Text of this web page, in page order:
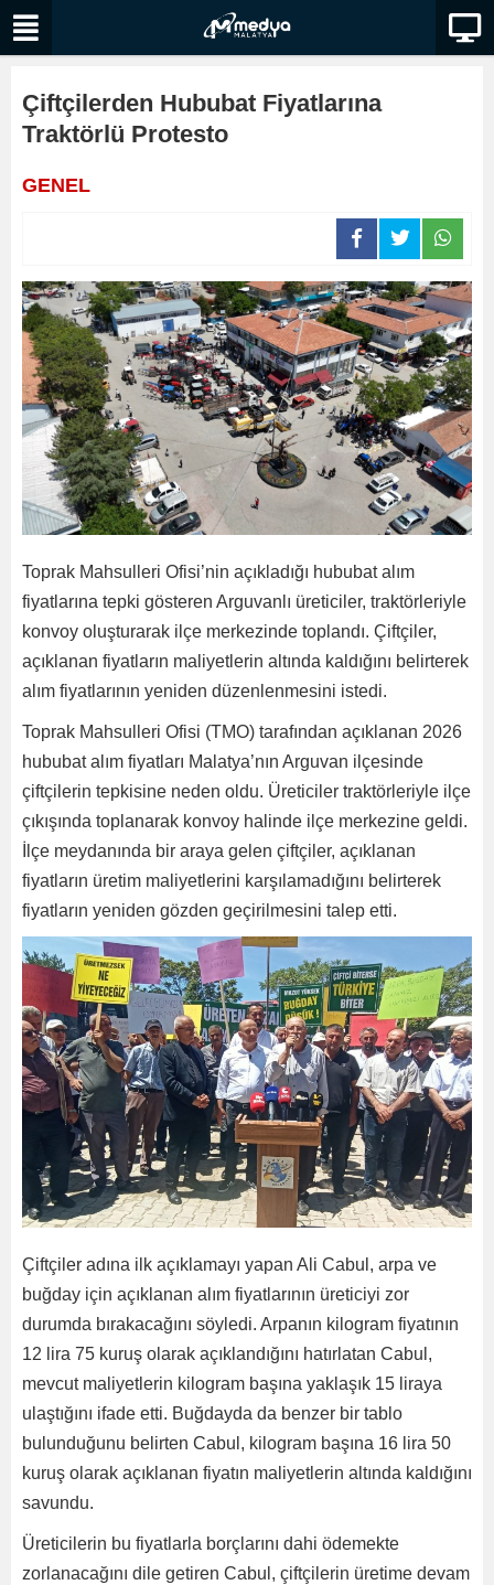
Çiftçilerden Hububat Fiyatlarına
Traktörlü Protesto
GENEL
Toprak Mahsulleri Ofisi’nin açıkladığı hububat alım
fiyatlarına tepki gösteren Arguvanlı üreticiler, traktörleriyle
konvoy oluşturarak ilçe merkezinde toplandı. Çiftçiler,
açıklanan fiyatların maliyetlerin altında kaldığını belirterek
alım fiyatlarının yeniden düzenlenmesini istedi.
Toprak Mahsulleri Ofisi (TMO) tarafından açıklanan 2026
hububat alım fiyatları Malatya’nın Arguvan ilçesinde
çiftçilerin tepkisine neden oldu. Üreticiler traktörleriyle ilçe
çıkışında toplanarak konvoy halinde ilçe merkezine geldi.
İlçe meydanında bir araya gelen çiftçiler, açıklanan
fiyatların üretim maliyetlerini karşılamadığını belirterek
fiyatların yeniden gözden geçirilmesini talep etti.
Çiftçiler adına ilk açıklamayı yapan Ali Cabul, arpa ve
buğday için açıklanan alım fiyatlarının üreticiyi zor
durumda bırakacağını söyledi. Arpanın kilogram fiyatının
12 lira 75 kuruş olarak açıklandığını hatırlatan Cabul,
mevcut maliyetlerin kilogram başına yaklaşık 15 liraya
ulaştığını ifade etti. Buğdayda da benzer bir tablo
bulunduğunu belirten Cabul, kilogram başına 16 lira 50
kuruş olarak açıklanan fiyatın maliyetlerin altında kaldığını
savundu.
Üreticilerin bu fiyatlarla borçlarını dahi ödemekte
zorlanacağını dile getiren Cabul, çiftçilerin üretime devam